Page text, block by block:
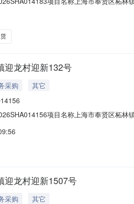
）；联系地址（上海市云岭东路689号1
迎龙村迎新132号
采购
其它
项目名称上海市奉贤区柘
址（上海市云岭东路689号1号楼）。反
迎龙村迎新1507号
采购
其它